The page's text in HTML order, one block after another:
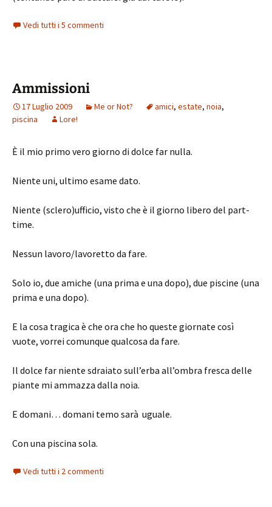
Vedi tutti i 5 commenti
Ammissioni
17 Luglio 2009 Me or Not? amici, estate, noia,
piscina
Lore!
È il mio primo vero giorno di dolce far nulla.
Niente uni, ultimo esame dato.
Niente (sclero)ufficio, visto che è il giorno libero del part-
time.
Nessun lavoro/lavoretto da fare.
Solo io, due amiche (una prima e una dopo), due piscine (una
prima e una dopo).
E la cosa tragica è che ora che ho queste giornate così
vuote, vorrei comunque qualcosa da fare.
Il dolce far niente sdraiato sull’erba all’ombra fresca delle
piante mi ammazza dalla noia.
E domani… domani temo sarà uguale.
Con una piscina sola.
Vedi tutti i 2 commenti